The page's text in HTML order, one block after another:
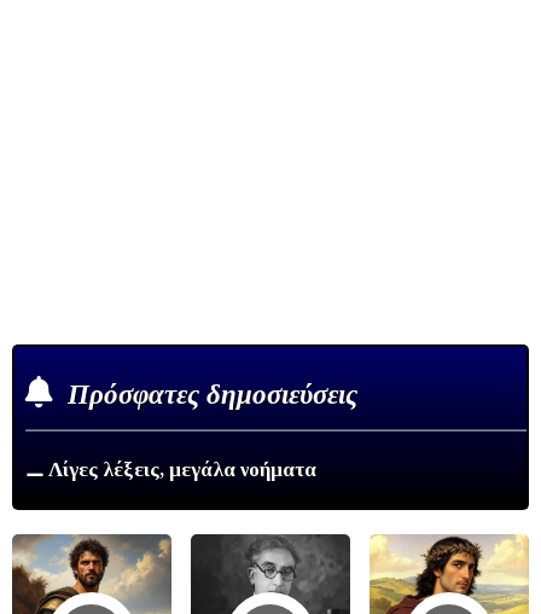
Πρόσφατες δημοσιεύσεις
⚊ Λίγες λέξεις, μεγάλα νοήματα